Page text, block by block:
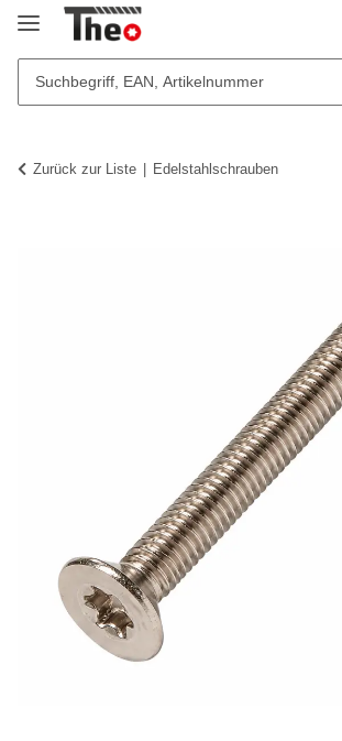
Zurück zur Liste Edelstahlschrauben